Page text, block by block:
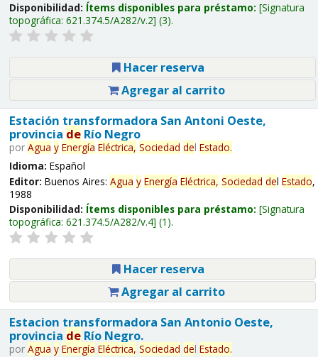
Disponibilidad: Ítems disponibles para préstamo: Signatura
topográfica: 621.374.5/A282/v.2 (3).
Hacer reserva
Agregar al carrito
Estación transformadora San Antoni Oeste,
provincia deRío Negro
por Agua y Energía Eléctrica, Sociedad del Estado.
Idioma: Español
Editor: Buenos Aires: Agua y Energía Eléctrica, Sociedad del Estado,
1988
Disponibilidad: Ítems disponibles para préstamo: Signatura
topográfica: 621.374.5/A282/v.4 (1).
Hacer reserva
Agregar al carrito
Estacion transformadora San Antonio Oeste,
provincia deRío Negro.
por Agua y Energía Eléctrica, Sociedad del Estado.